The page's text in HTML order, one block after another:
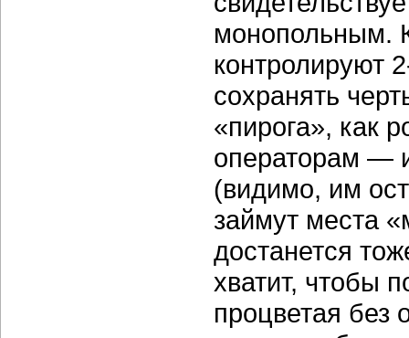
монопольным.
контролируют
сохранять
«пирога», как
операторам —
(видимо, им
займут места
достанется
хватит, чтобы
процветая без